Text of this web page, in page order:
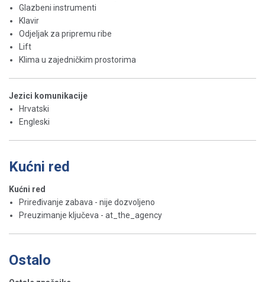
Glazbeni instrumenti
Klavir
Odjeljak za pripremu ribe
Lift
Klima u zajedničkim prostorima
Jezici komunikacije
Hrvatski
Engleski
Kućni red
Kućni red
Priređivanje zabava - nije dozvoljeno
Preuzimanje ključeva - at_the_agency
Ostalo